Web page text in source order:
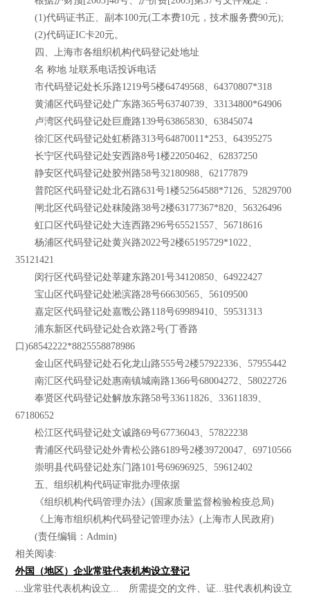
(1)代码证书正、副本100元(工本费10元，技术服务费90元);
(2)代码证IC卡20元。
四、上海市各组织机构代码登记处地址
名 称地 址联系电话投诉电话
市代码登记处长乐路1219号5楼64749568、64370807*318
黄浦区代码登记处广东路365号63740739、33134800*64906
卢湾区代码登记处巨鹿路139号63865830、63845074
徐汇区代码登记处虹桥路313号64870011*253、64395275
长宁区代码登记处安西路8号1楼22050462、62837250
静安区代码登记处胶州路58号32180988、62177879
普陀区代码登记处北石路631号1楼52564588*7126、52829700
闸北区代码登记处秣陵路38号2楼63177367*820、56326496
虹口区代码登记处大连西路296号65521557、56718616
杨浦区代码登记处黄兴路2022号2楼65195729*1022、
35121421
闵行区代码登记处莘建东路201号34120850、64922427
宝山区代码登记处淞滨路28号66630565、56109500
嘉定区代码登记处嘉戬公路118号69989410、59531313
浦东新区代码登记处合欢路2号(丁香路
口)68542222*8825558878986
金山区代码登记处石化龙山路555号2楼57922336、57955442
南汇区代码登记处惠南镇城南路1366号68004272、58022726
奉贤区代码登记处解放东路58号33611826、33611839、
67180652
松江区代码登记处文诚路69号67736043、57822238
青浦区代码登记处外青松公路6189号2楼39720047、69710566
崇明县代码登记处东门路101号69696925、59612402
五、组织机构代码证审批办理依据
《组织机构代码管理办法》(国家质量监督检验检疫总局)
《上海市组织机构代码登记管理办法》(上海市人民政府)
(责任编辑：Admin)
相关阅读:
外国（地区）企业常驻代表机构设立登记
...业常驻代表机构设立... 所需提交的文件、证...驻代表机构设立